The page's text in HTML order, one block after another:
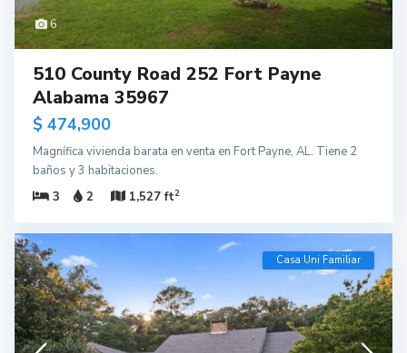
6
510 County Road 252 Fort Payne
Alabama 35967
$ 474,900
Magnífica vivienda barata en venta en Fort Payne, AL. Tiene 2
baños y 3 habitaciones.
3
2 1,527 ft2
Casa Uni Familiar